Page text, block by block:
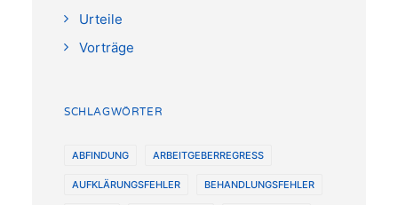
Urteile
Vorträge
SCHLAGWÖRTER
ABFINDUNG ARBEITGEBERREGRESS
AUFKLÄRUNGSFEHLER BEHANDLUNGSFEHLER